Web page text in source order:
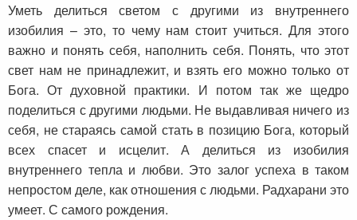
Уметь делиться светом с другими из внутреннего
изобилия – это, то чему нам стоит учиться. Для этого
важно и понять себя, наполнить себя. Понять, что этот
свет нам не принадлежит, и взять его можно только от
Бога. От духовной практики. И потом так же щедро
поделиться с другими людьми. Не выдавливая ничего из
себя, не стараясь самой стать в позицию Бога, который
всех спасет и исцелит. А делиться из изобилия
внутреннего тепла и любви. Это залог успеха в таком
непростом деле, как отношения с людьми. Радхарани это
умеет. С самого рождения.